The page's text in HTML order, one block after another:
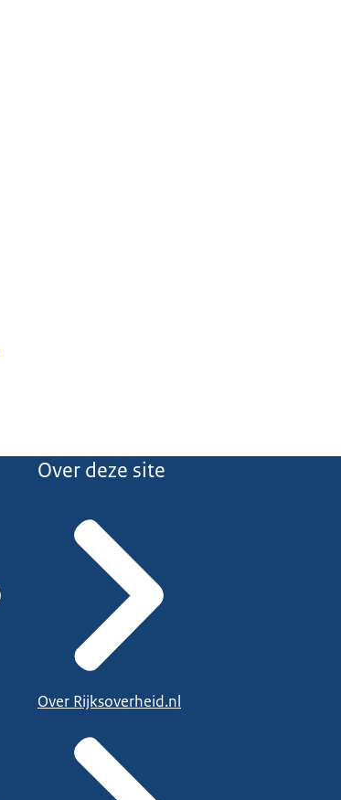
Over deze site
Over Rijksoverheid.nl